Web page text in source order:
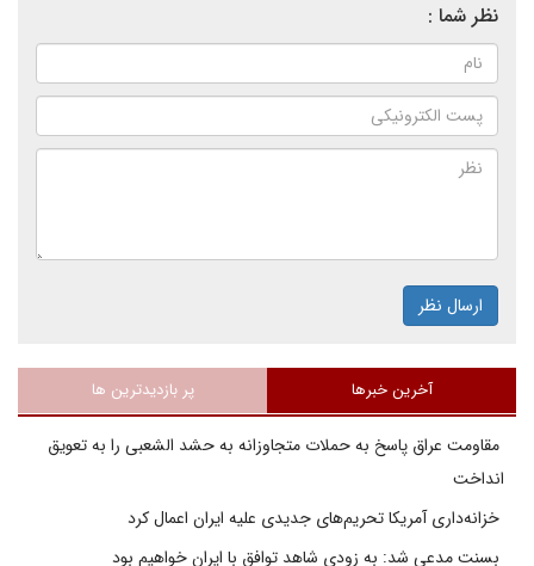
نظر شما :
ارسال نظر
آخرین خبرها پر بازدیدترین ها
مقاومت عراق پاسخ به حملات متجاوزانه به حشد الشعبی را به تعویق
انداخت
خزانه‌داری آمریکا تحریم‌های جدیدی علیه ایران اعمال کرد
بسنت مدعی شد: به زودی شاهد توافق با ایران خواهیم بود